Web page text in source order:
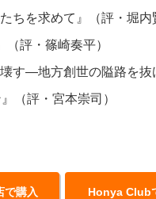
ちを求めて』（評・堀内
評・篠崎奏平）
す―地方創世の隘路を抜
（評・宮本崇司）
で購入 Honya Club